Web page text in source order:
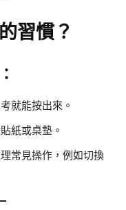
習慣？
就能按出來。
紙或桌墊。
常見操作，例如切換